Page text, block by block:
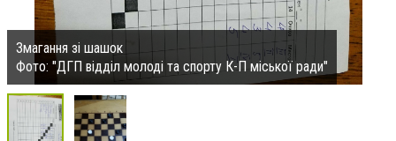
Змагання зі шашок
Фото: "ДГП відділ молоді та спорту К-П міської ради"